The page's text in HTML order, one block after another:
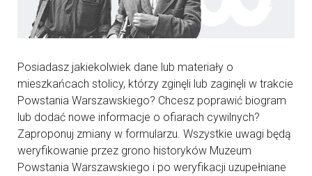
Posiadasz jakiekolwiek dane lub materiały o
mieszkańcach stolicy, którzy zginęli lub zaginęli w trakcie
Powstania Warszawskiego? Chcesz poprawić biogram
lub dodać nowe informacje o ofiarach cywilnych?
Zaproponuj zmiany w formularzu. Wszystkie uwagi będą
weryfikowanie przez grono historyków Muzeum
Powstania Warszawskiego i po weryfikacji uzupełniane